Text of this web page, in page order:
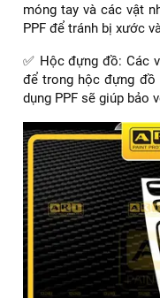
móng tay và các vật
PPF để tránh bị xước
✅ Hộc đựng đồ: Các
để trong hộc đựng đồ
dụng PPF sẽ giúp bảo